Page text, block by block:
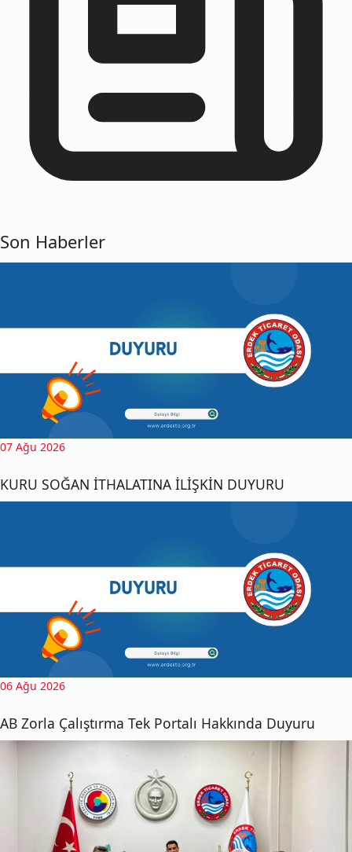
Son Haberler
07 Ağu 2026
KURU SOĞAN İTHALATINA İLİŞKİN DUYURU
06 Ağu 2026
AB Zorla Çalıştırma Tek Portalı Hakkında Duyuru